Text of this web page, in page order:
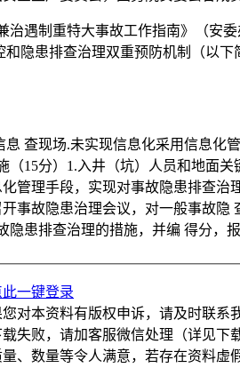
治遇制重特大事故工作指南》（安
隐患排查治理双重预防机制（以
查现场.未实现信息化采用信息
（15分）1.入井（坑）人员和地面
管理手段，实现对事故隐患排查
事故隐患治理会议，对一般事故
隐患排查治理的措施，并编 得分，
此一键登录
对本资料有版权申诉，请及时联系
失败，请加客服微信处理（详见下
、数量等令人满意，若存在资料虚